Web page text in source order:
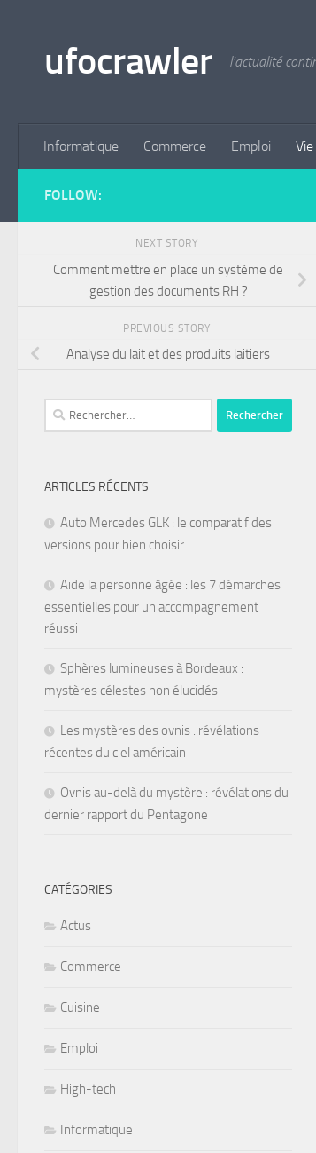
ufocrawler l'actualité
Informatique Commerce Emploi
FOLLOW:
NEXT STORY
Comment mettre en place un système de
gestion des documents RH ?
PREVIOUS STORY
Analyse du lait et des produits laitiers
ARTICLES RÉCENTS
Auto Mercedes GLK : le comparatif des
versions pour bien choisir
Aide la personne âgée : les 7 démarches
essentielles pour un accompagnement
réussi
Sphères lumineuses à Bordeaux :
mystères célestes non élucidés
Les mystères des ovnis : révélations
récentes du ciel américain
Ovnis au-delà du mystère : révélations du
dernier rapport du Pentagone
CATÉGORIES
Actus
Commerce
Cuisine
Emploi
High-tech
Informatique